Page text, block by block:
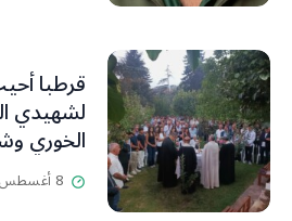
قرطبا
لشهيدي
البلدة..
كان8 أغسطس، 2026